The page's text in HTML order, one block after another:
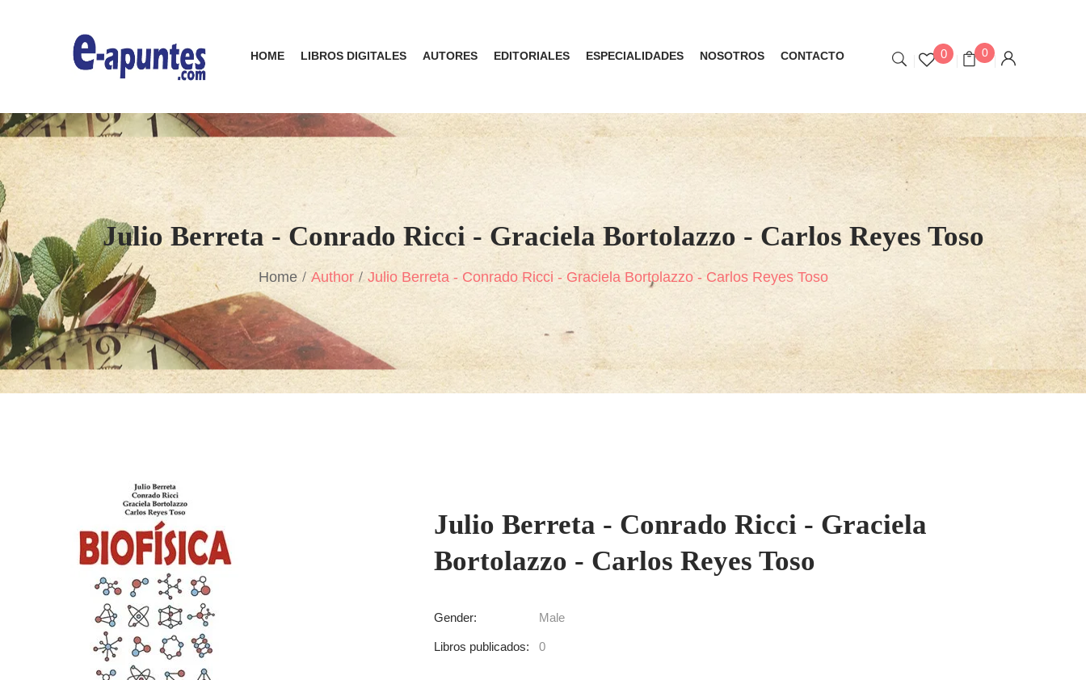
HOME LIBROS DIGITALES AUTORES EDITORIALES ESPECIALIDADES NOSOTROS CONTACTO 0 0
Julio Berreta - Conrado Ricci - Graciela Bortolazzo - Carlos Reyes Toso
Home Author Julio Berreta - Conrado Ricci - Graciela Bortolazzo - Carlos Reyes Toso
Julio Berreta - Conrado Ricci - Graciela
Bortolazzo - Carlos Reyes Toso
Gender: Male
Libros publicados: 0